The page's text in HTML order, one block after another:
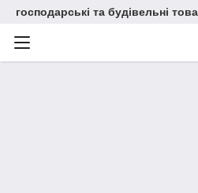
господарські та будівельні